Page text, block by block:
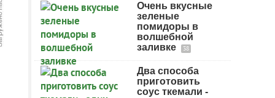
Очень вкусные
зеленые
помидоры в
волшебной
заливке
38
Два способа
приготовить
соус ткемали -